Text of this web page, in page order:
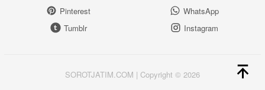
Pinterest
WhatsApp
Tumblr
Instagram
SOROTJATIM.COM | Copyright © 2026